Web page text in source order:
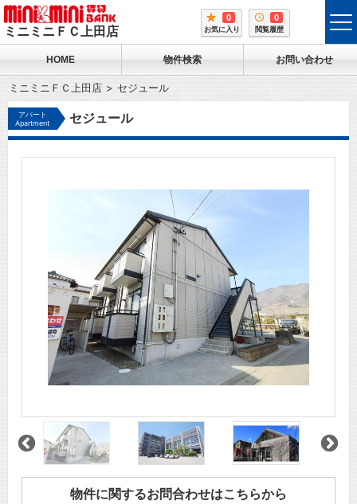
ミニミニＦＣ上田店
0
お気に入り
0
閲覧履歴
HOME 物件検索 お問い合わせ
ミニミニＦＣ上田店 セジュール
アパート
Apartment
セジュール
物件に関するお問合わせはこちらから